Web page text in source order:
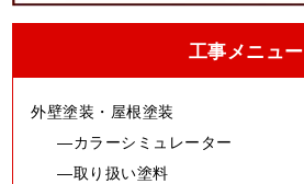
工事メニュー
外壁塗装・屋根塗装
カラーシミュレーター
取り扱い塗料